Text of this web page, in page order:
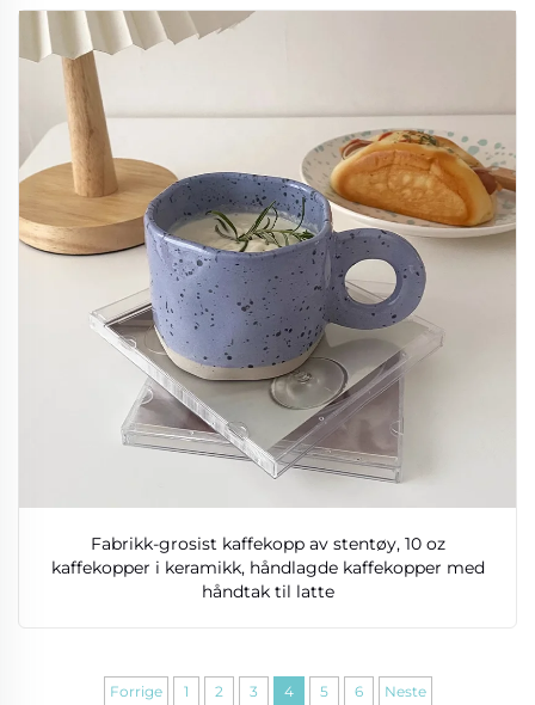
Fabrikk-grosist kaffekopp av stentøy, 10 oz
kaffekopper i keramikk, håndlagde kaffekopper med
håndtak til latte
Forrige 1 2 3 4 5 6 Neste